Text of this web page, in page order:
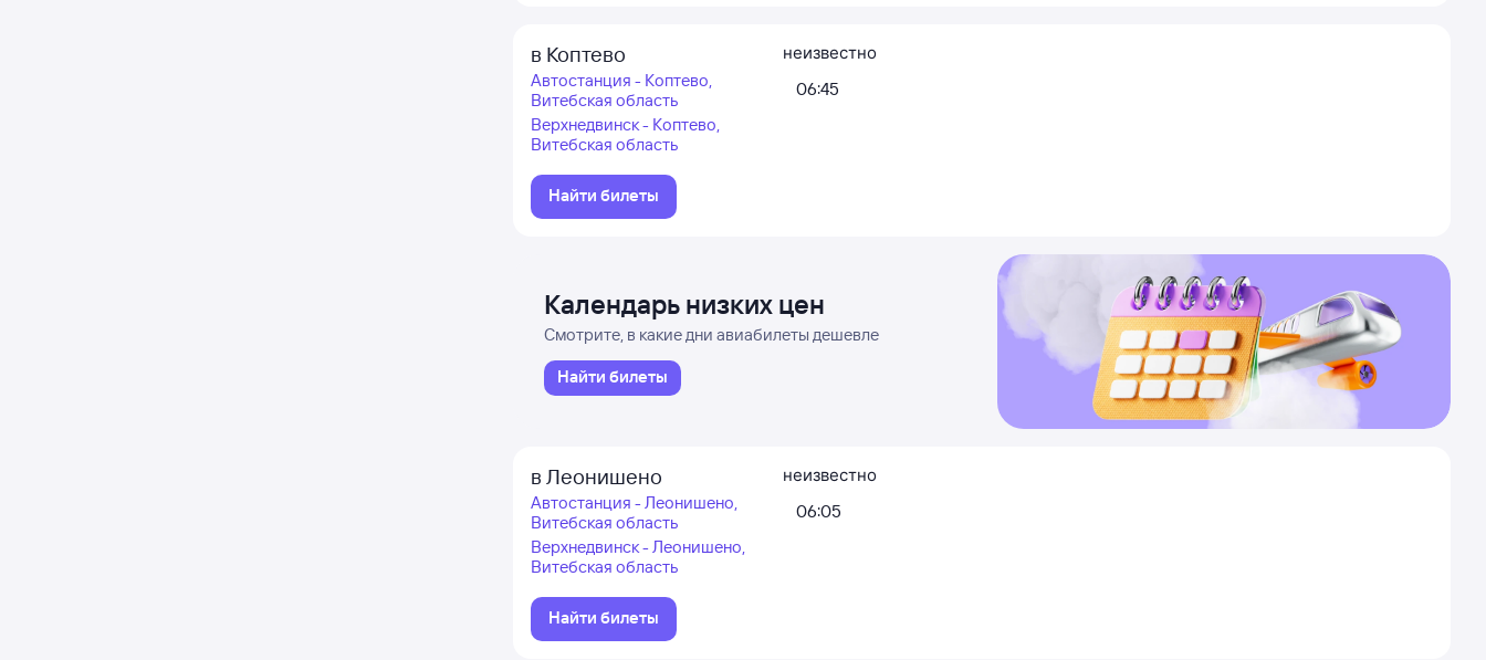
в Коптево
Автостанция - Коптево,
Витебская область
Верхнедвинск - Коптево,
Витебская область
Найти билеты
неизвестно
06:45
Календарь низких цен
Смотрите, в какие дни авиабилеты дешевле
Найти билеты
в Леонишено
Автостанция - Леонишено,
Витебская область
Верхнедвинск - Леонишено,
Витебская область
Найти билеты
неизвестно
06:05